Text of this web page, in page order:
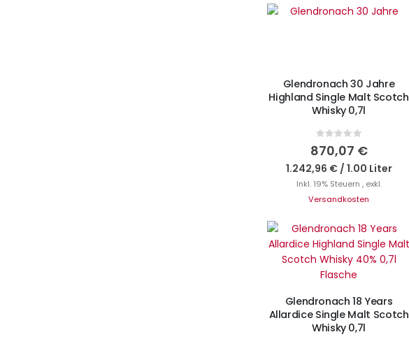
Nicht auf Lager
Glendronach 30 Jahre
Highland Single Malt Scotch
Whisky 0,7l
Rating:
0%
870,07 €
1.242,96 €/ 1.00 Liter
Inkl. 19% Steuern , exkl.
Versandkosten
Nicht auf Lager
Glendronach 18 Years
Allardice Single Malt Scotch
Whisky 0,7l